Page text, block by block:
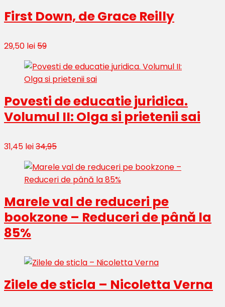
First Down, de Grace Reilly
29,50 lei59
Povesti de educatie juridica.
Volumul II: Olga si prietenii sai
31,45 lei34,95
Marele val de reduceri pe
bookzone – Reduceri de până la
85%
Zilele de sticla – Nicoletta Verna